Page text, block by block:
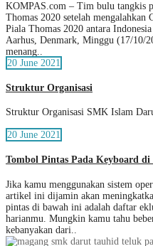
KOMPAS.com – Tim bulu tangkis
Thomas 2020 setelah
Piala Thomas 2020 antara
Aarhus, Denmark, Minggu (17/10/
menang..
20 June 2021
Struktur Organisasi
Struktur Organisasi SMK Islam
20 June 2021
Tombol Pintas Pada Keyboard di
Jika kamu menggunakan sistem
artikel ini dijamin akan
pintas di bawah ini adalah daftar
harianmu. Mungkin kamu tahu
kebanyakan dari..